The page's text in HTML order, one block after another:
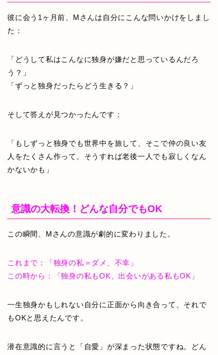
彼に会う1ヶ月前、Mさんは自分にこんな問いかけをしまし
た：
「どうして私はこんなに独身が嫌だと思っているんだろ
う？」
「ずっと独身だったらどう生きる？」
そして答えが見つかったんです：
「もしずっと独身でも世界中を旅して、そこで仲の良い友
人をたくさん作って。そうすれば老後一人でも寂しくなん
かないかも」
意識の大転換！どんな自分でもOK
この瞬間、Mさんの意識が劇的に変わりました。
これまで：「独身の私＝ダメ、不幸」
この時から：「独身の私もOK、出会いがある私もOK」
一生独身かもしれない自分に正面から向き合って、それで
もOKと思えたんです。
潜在意識的に言うと「自愛」が深まった状態ですね。どん